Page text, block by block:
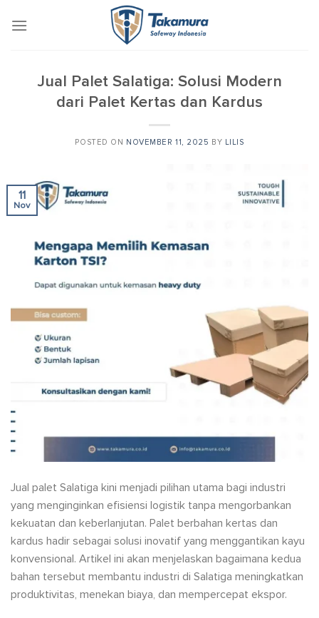
Jual Palet Salatiga: Solusi Modern
dari Palet Kertas dan Kardus
POSTED ON NOVEMBER 11, 2025 BY LILIS
11
Nov
Jual palet Salatiga kini menjadi pilihan utama bagi industri
yang menginginkan efisiensi logistik tanpa mengorbankan
kekuatan dan keberlanjutan. Palet berbahan kertas dan
kardus hadir sebagai solusi inovatif yang menggantikan kayu
konvensional. Artikel ini akan menjelaskan bagaimana kedua
bahan tersebut membantu industri di Salatiga meningkatkan
produktivitas, menekan biaya, dan mempercepat ekspor.